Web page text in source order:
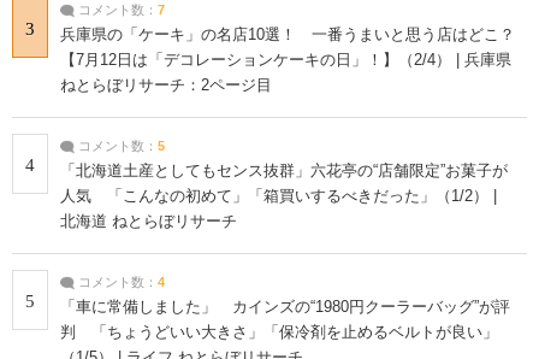
3
コメント数： 7
兵庫県の「ケーキ」の名店10選！ 一番うまいと思う店はどこ？
【7月12日は「デコレーションケーキの日」！】（2/4） | 兵庫県
ねとらぼリサーチ：2ページ目
4
コメント数： 5
「北海道土産としてもセンス抜群」六花亭の“店舗限定”お菓子が
人気 「こんなの初めて」「箱買いするべきだった」（1/2） |
北海道 ねとらぼリサーチ
5
コメント数： 4
「車に常備しました」 カインズの“1980円クーラーバッグ”が評
判 「ちょうどいい大きさ」「保冷剤を止めるベルトが良い」